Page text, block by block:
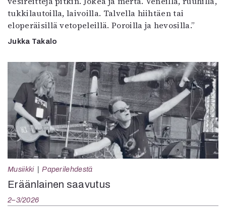
tukkilautoilla, laivoilla. Talvella hiihtäen tai
eloperäisillä vetopeleillä. Poroilla ja hevosilla.”
Jukka Takalo
Musiikki Paperilehdestä
Eräänlainen saavutus
2–3/2026